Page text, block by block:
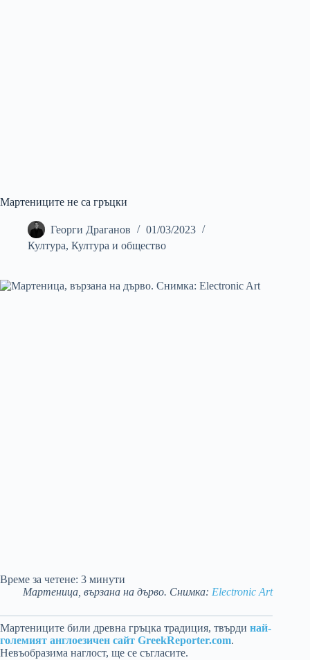
Мартениците не са гръцки
Георги Драганов
01/03/2023
Култура, Култура и общество
Време за четене: 3 минути
Мартеница, вързана на дърво. Снимка: Electronic Art
Мартениците били древна гръцка традиция, твърди най-
големият англоезичен сайт GreekReporter.com.
Невъобразима наглост, ще се съгласите.